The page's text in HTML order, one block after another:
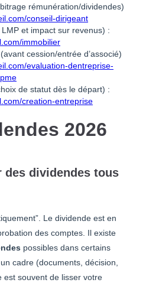
rémunération/dividendes)
conseil-dirigeant
et impact sur revenus) :
immobilier
cession/entrée d’associé)
evaluation-dentreprise-
de statut dès le départ) :
creation-entreprise
2026
des dividendes tous
Le dividende est en
des comptes. Il existe
possibles dans certains
cadre (documents, décision,
est souvent de lisser votre